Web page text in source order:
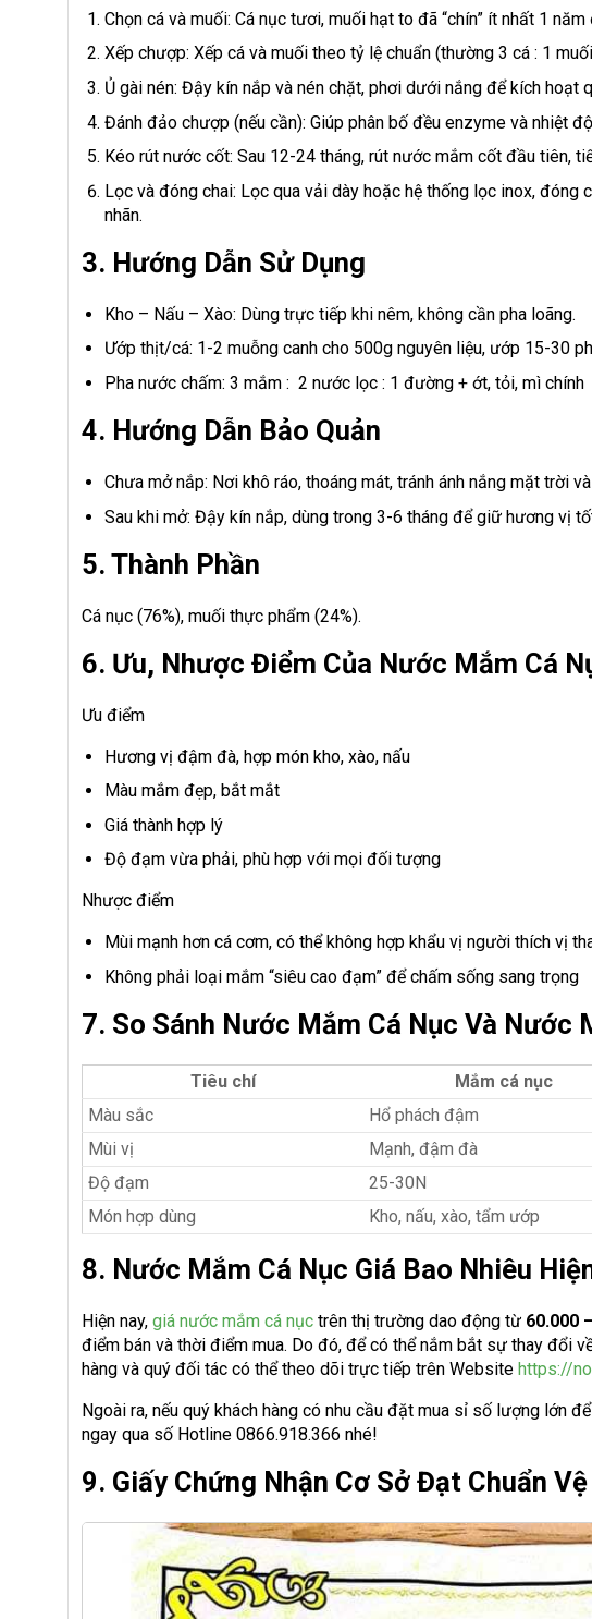
Chọn cá và muối: Cá nục tươi, muối hạt to đã “chín” ít nhất 1
Xếp chượp: Xếp cá và muối theo tỷ lệ chuẩn (thường 3 cá : 1
Ủ gài nén: Đậy kín nắp và nén chặt, phơi dưới nắng để kích hoạt
Đánh đảo chượp (nếu cần): Giúp phân bố đều enzyme và nhiệt
Kéo rút nước cốt: Sau 12-24 tháng, rút nước mắm cốt đầu tiên,
Lọc và đóng chai: Lọc qua vải dày hoặc hệ thống lọc inox, đóng
nhãn.
3. Hướng Dẫn Sử Dụng
Kho – Nấu – Xào: Dùng trực tiếp khi nêm, không cần pha loãng.
Ướp thịt/cá: 1-2 muỗng canh cho 500g nguyên liệu, ướp 15-30
Pha nước chấm: 3 mắm : 2 nước lọc : 1 đường + ớt, tỏi, mì chính
4. Hướng Dẫn Bảo Quản
Chưa mở nắp: Nơi khô ráo, thoáng mát, tránh ánh nắng mặt trời
Sau khi mở: Đậy kín nắp, dùng trong 3-6 tháng để giữ hương vị
5. Thành Phần
Cá nục (76%), muối thực phẩm (24%).
6. Ưu, Nhược Điểm Của Nước Mắm Cá
Ưu điểm
Hương vị đậm đà, hợp món kho, xào, nấu
Màu mắm đẹp, bắt mắt
Giá thành hợp lý
Độ đạm vừa phải, phù hợp với mọi đối tượng
Nhược điểm
Mùi mạnh hơn cá cơm, có thể không hợp khẩu vị người thích vị
Không phải loại mắm “siêu cao đạm” để chấm sống sang trọng
7. So Sánh Nước Mắm Cá Nục Và Nước
Tiêu chí Mắm cá nục
Màu sắc
Hổ phách đậm
Mùi vị
Mạnh, đậm đà
Độ đạm
25-30N
Món hợp dùng
Kho, nấu, xào, tẩm ướp
8. Nước Mắm Cá Nục Giá Bao Nhiêu
Hiện nay, giá nước mắm cá nục trên thị trường dao động từ 60.000
điểm bán và thời điểm mua. Do đó, để có thể nắm bắt sự thay đổi
hàng và quý đối tác có thể theo dõi trực tiếp trên Website https://
Ngoài ra, nếu quý khách hàng có nhu cầu đặt mua sỉ số lượng lớn
ngay qua số Hotline 0866.918.366 nhé!
9. Giấy Chứng Nhận Cơ Sở Đạt Chuẩn